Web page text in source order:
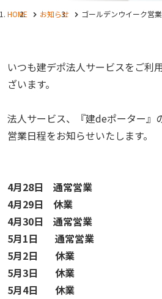
HOME お知らせ ゴールデンウイーク営
いつも建デポ法人サービスをご利
ざいます。
法人サービス、『建deポーター』
営業日程をお知らせいたします。
4月28日 通常営業
4月29日 休業
4月30日 通常営業
5月1日 通常営業
5月2日 休業
5月3日 休業
5月4日 休業